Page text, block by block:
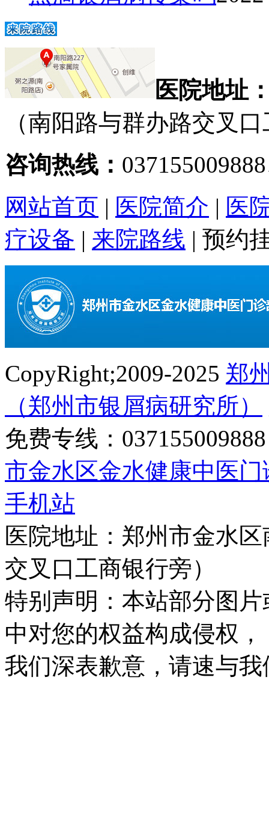
医院地址
（南阳路与群办路交叉
咨询热线：
网站首页 | 医院简介 | 医
疗设备 | 来院路线 | 预约
CopyRight;2009-2025 郑
（郑州市银屑病研究所）
免费专线：
市金水区金水健康中医
手机站
医院地址：郑州市金水
交叉口工商银行旁）
特别声明：本站部分图
中对您的权益构成侵权，
我们深表歉意，请速与